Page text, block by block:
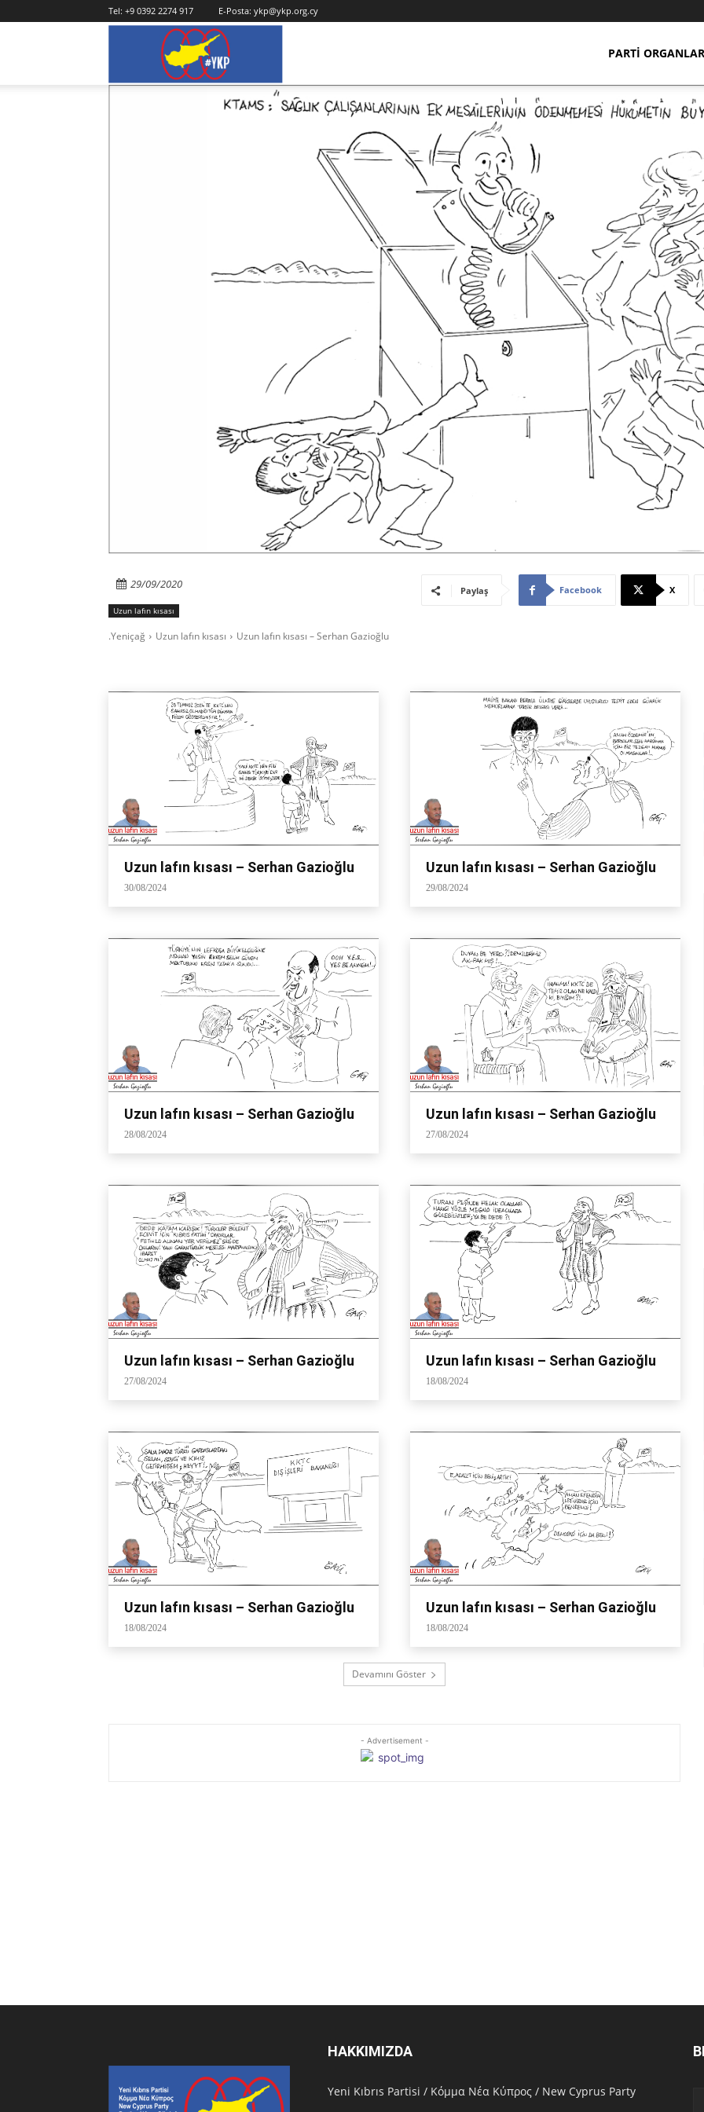
Tel: +9 0392 2274 917 E-Posta: ykp@ykp.org.cy
PARTI
29/09/2020
Uzun lafın kısası
Paylaş Facebook X
.Yeniçağ Uzun lafın kısası Uzun lafın kısası – Serhan Gazioğlu
Uzun lafın kısası – Serhan Gazioğlu
30/08/2024
Uzun lafın kısası – Serhan Gazioğlu
29/08/2024
Uzun lafın kısası – Serhan Gazioğlu
28/08/2024
Uzun lafın kısası – Serhan Gazioğlu
27/08/2024
Uzun lafın kısası – Serhan Gazioğlu
27/08/2024
Uzun lafın kısası – Serhan Gazioğlu
18/08/2024
Uzun lafın kısası – Serhan Gazioğlu
18/08/2024
Uzun lafın kısası – Serhan Gazioğlu
18/08/2024
Devamını Göster
- Advertisement -
HAKKIMIZDA
Υeni Kıbrıs Partisi / Κόμμα Νέα Κύπρος / New Cyprus Party